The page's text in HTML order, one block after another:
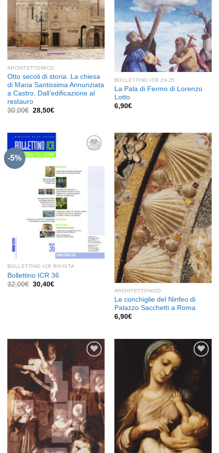
ARCHITETTONICO
Otto secoli di storia. La chiesa
di Maria Santissima Annunziata
a Castro. Dall’edificazione al
restauro
30,00€ Il
30,00€.
28,50€Il
28,50€.
BOLLETTINO ICR 24-25
La Pala di Fermo di Lorenzo
Lotto
6,90€
-5%
Aggiungi
desideri
BOLLETTINO ICR RIVISTA
Bollettino ICR 36
32,00€ Il
30,40€Il
Aggiungi
alla lista
dei
desideri
ARCHITETTONICO
Le conchiglie del Ninfeo di
Palazzo Sacchetti a Roma
6,90€
Aggiungi
alla lista
dei
desideri
desideri